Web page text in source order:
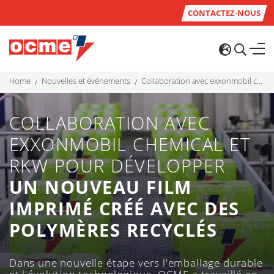
CONTACTEZ-NOUS
home nouvelles et événements collaboration avec exxonmobil chemical et rkw pour développer un nouveau film imprimé créé avec des polymères recyclés
COLLABORATION AVEC
EXXONMOBIL CHEMICAL ET
RKW POUR DÉVELOPPER
UN NOUVEAU FILM
IMPRIMÉ CRÉÉ AVEC DES
POLYMÈRES RECYCLÉS
Dans une nouvelle étape vers l'emballage durable